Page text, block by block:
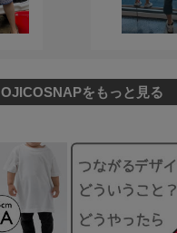
OJICOSNAPをもっと見る